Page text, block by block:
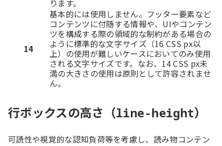
ります。
14
基本的には使用しません。フッター要素など
コンテンツに付随する情報や、UIやコンテン
ツを構成する際の領域的な制約がある場合の
ように標準的な文字サイズ（16 CSS px以
上）の使用が難しいケースにおいてのみ使用
される文字サイズです。なお、14 CSS px未
満の大きさの使用は原則として許容されませ
ん。
行ボックスの高さ（line-height）
可読性や視覚的な認知負荷等を考慮し、読み物コンテン